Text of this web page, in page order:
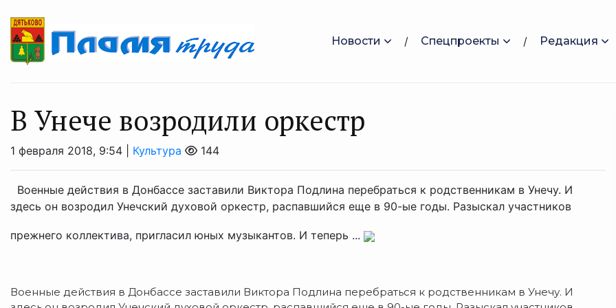
Новости Спецпроекты Редакция
В Унече возродили оркестр
1 февраля 2018, 9:54 | Культура 144
Военные действия в Донбассе заставили Виктора Подлина перебраться к родственникам в Унечу. И
здесь он возродил Унечский духовой оркестр, распавшийся еще в 90-ые годы. Разыскал участников
прежнего коллектива, пригласил юных музыкантов. И теперь ...
Военные действия в Донбассе заставили Виктора Подлина перебраться к родственникам в Унечу. И